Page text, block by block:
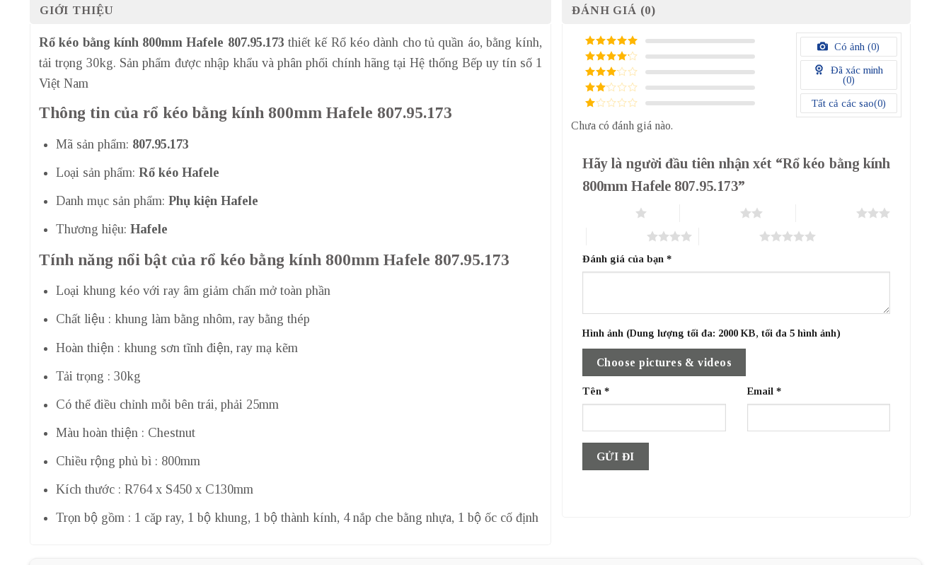
GIỚI THIỆU
Rổ kéo bằng kính 800mm Hafele 807.95.173 thiết kế Rổ kéo dành cho tủ quần áo, bằng kính,
tải trọng 30kg. Sản phẩm được nhập khẩu và phân phối chính hãng tại Hệ thống Bếp uy tín số 1
Việt Nam
Thông tin của rổ kéo bằng kính 800mm Hafele 807.95.173
Mã sản phẩm: 807.95.173
Loại sản phẩm: Rổ kéo Hafele
Danh mục sản phẩm: Phụ kiện Hafele
Thương hiệu: Hafele
Tính năng nổi bật của rổ kéo bằng kính 800mm Hafele 807.95.173
Loại khung kéo với ray âm giảm chấn mở toàn phần
Chất liệu : khung làm bằng nhôm, ray bằng thép
Hoàn thiện : khung sơn tĩnh điện, ray mạ kẽm
Tải trọng : 30kg
Có thể điều chỉnh mỗi bên trái, phải 25mm
Màu hoàn thiện : Chestnut
Chiều rộng phủ bì : 800mm
Kích thước : R764 x S450 x C130mm
Trọn bộ gồm : 1 cặp ray, 1 bộ khung, 1 bộ thành kính, 4 nắp che bằng nhựa, 1 bộ ốc cố định
ĐÁNH GIÁ (0)
5/ 5 điểm
4/ 5
điểm
3/ 5
điểm
2/
điểm
/
Có ảnh (0)
Đã xác minh
(0)
Tất cả các sao(0)
Chưa có đánh giá nào.
Hãy là người đầu tiên nhận xét “Rổ kéo bằng kính
800mm Hafele 807.95.173”
Đánh giá của bạn*
Hình ảnh (Dung lượng tối đa: 2000 KB, tối đa 5 hình ảnh)
Choose pictures & videos
Tên* Email *